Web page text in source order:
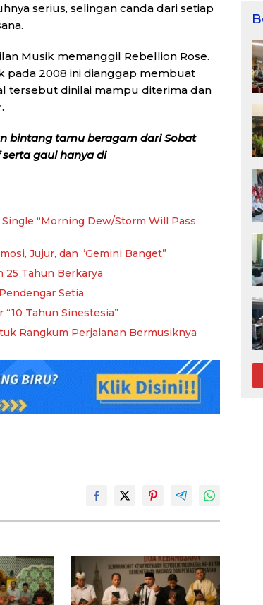
serius, selingan canda dari setiap
Musik memanggil Rebellion Rose.
pada 2008 ini dianggap membuat
tersebut dinilai mampu diterima dan
bintang tamu beragam dari Sobat
gaul hanya di
“Morning Dew/Storm Will Pass
Jujur, dan “Gemini Banget”
25 Tahun Berkarya
Setia
Tahun Sinestesia”
Rangkum Perjalanan Bermusiknya